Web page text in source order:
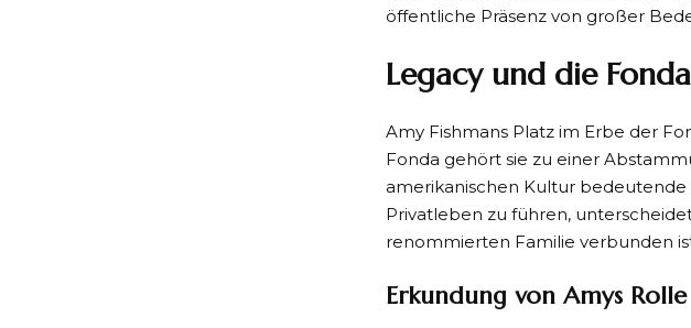
öffentliche Präsenz von großer
Legacy und die
Amy Fishmans Platz im Erbe der
Fonda gehört sie zu einer
amerikanischen Kultur bedeutende
Privatleben zu führen,
renommierten Familie verbunden
Erkundung von Amys